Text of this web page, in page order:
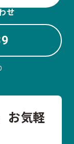
せ
お気軽